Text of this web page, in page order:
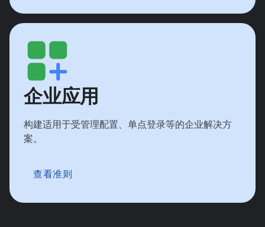
企业应用
构建适用于受管理配置、单点登录等的企业解决方
案。
查看准则